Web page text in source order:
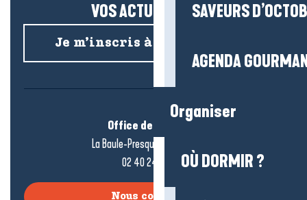
SAVEURS
AGENDA
Organiser
OÙ DORMIR ?
VOS ACTUS SALÉES !
Je m’inscris à la newsletter
Office de tourisme
La Baule-Presqu’île de Guérande
02 40 24 34 44
Nous contacter